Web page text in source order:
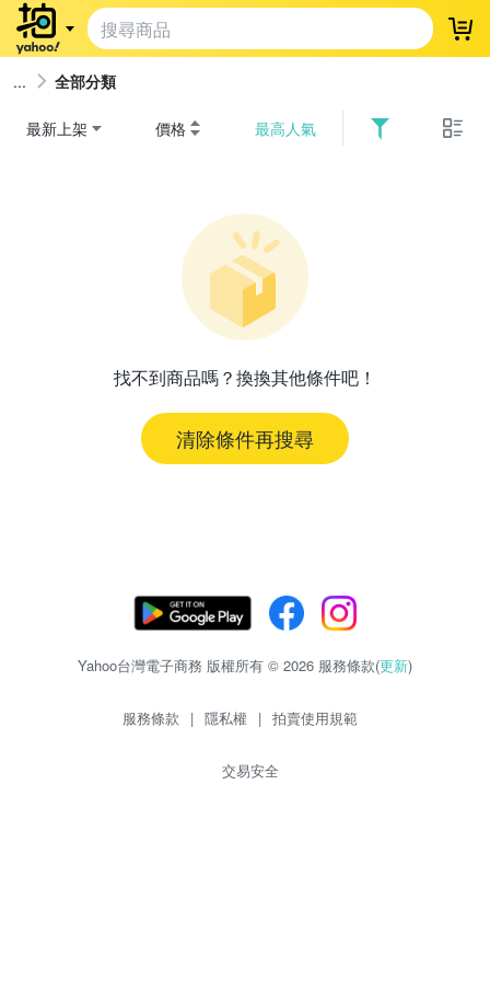
登
全部分類
最新上架 價格 最高人氣
找不到商品嗎？換換其他條件吧！
清除條件再搜尋
Yahoo台灣電子商務 版權所有 © 2026 服務條款(更新)
服務條款 | 隱私權 | 拍賣使用規範
交易安全